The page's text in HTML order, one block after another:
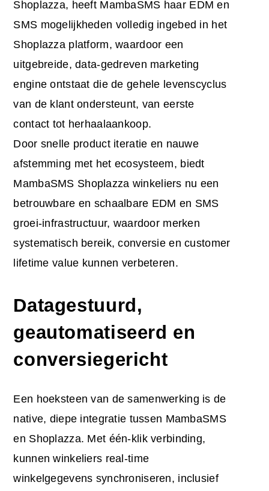
Shoplazza, heeft MambaSMS haar EDM en
SMS mogelijkheden volledig ingebed in het
Shoplazza platform, waardoor een
uitgebreide, data-gedreven marketing
engine ontstaat die de gehele levenscyclus
van de klant ondersteunt, van eerste
contact tot herhaalaankoop.
Door snelle product iteratie en nauwe
afstemming met het ecosysteem, biedt
MambaSMS Shoplazza winkeliers nu een
betrouwbare en schaalbare EDM en SMS
groei-infrastructuur, waardoor merken
systematisch bereik, conversie en customer
lifetime value kunnen verbeteren.
Datagestuurd,
geautomatiseerd en
conversiegericht
Een hoeksteen van de samenwerking is de
native, diepe integratie tussen MambaSMS
en Shoplazza. Met één-klik verbinding,
kunnen winkeliers real-time
winkelgegevens synchroniseren, inclusief